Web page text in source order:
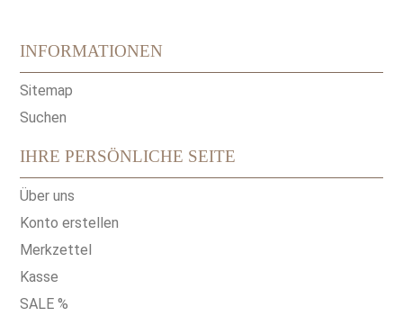
INFORMATIONEN
Sitemap
Suchen
IHRE PERSÖNLICHE SEITE
Über uns
Konto erstellen
Merkzettel
Kasse
SALE %